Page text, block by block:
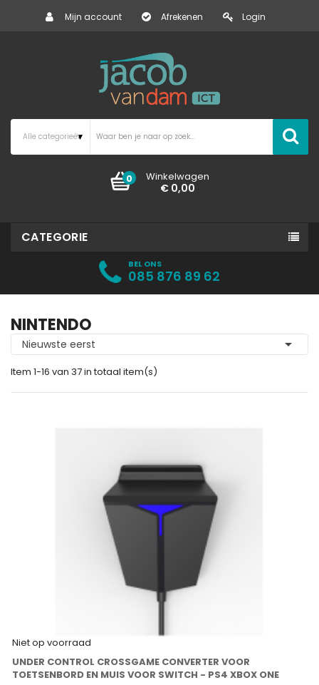
Mijn account Afrekenen Login
Winkelwagen
0
€ 0,00
CATEGORIE
BEL ONS
085 876 89 62
NINTENDO
Nieuwste eerst 
Item 1-16 van 37 in totaal item(s)
Niet op voorraad
UNDER CONTROL CROSSGAME CONVERTER VOOR
TOETSENBORD EN MUIS VOOR SWITCH - PS4 XBOX ONE